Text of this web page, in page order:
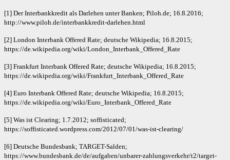
[1] Der Interbankkredit als Darlehen unter Banken; Piloh.de; 16.8.2016;
http://www.piloh.de/interbankkredit-darlehen.html
[2] London Interbank Offered Rate; deutsche Wikipedia; 16.8.2015;
https://de.wikipedia.org/wiki/London_Interbank_Offered_Rate
[3] Frankfurt Interbank Offered Rate; deutsche Wikipedia; 16.8.2015;
https://de.wikipedia.org/wiki/Frankfurt_Interbank_Offered_Rate
[4] Euro Interbank Offered Rate; deutsche Wikipedia; 16.8.2015;
https://de.wikipedia.org/wiki/Euro_Interbank_Offered_Rate
[5] Was ist Clearing; 1.7.2012; soffisticated;
https://soffisticated.wordpress.com/2012/07/01/was-ist-clearing/
[6] Deutsche Bundesbank; TARGET-Salden;
https://www.bundesbank.de/de/aufgaben/unbarer-zahlungsverkehr/t2/target-